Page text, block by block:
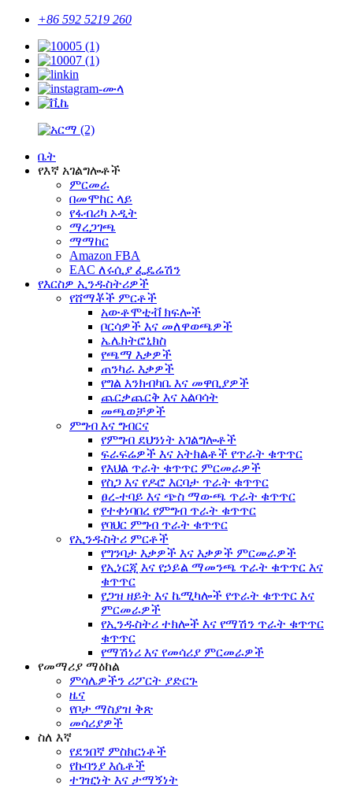
+86 592 5219 260
ቤት
የእኛ አገልግሎቶች
ምርመራ
በመሞከር ላይ
የፋብሪካ ኦዲት
ማረጋገጫ
ማማከር
Amazon FBA
EAC ለሩሲያ ፌዴሬሽን
የእርስዎ ኢንዱስትሪዎች
የሸማቾች ምርቶች
አውቶሞቲቭ ክፍሎች
ቦርሳዎች እና መለዋወጫዎች
ኤሌክትሮኒክስ
የጫማ እቃዎች
ጠንካራ እቃዎች
የግል እንክብካቤ እና መዋቢያዎች
ጨርቃጨርቅ እና አልባሳት
መጫወቻዎች
ምግብ እና ግብርና
የምግብ ደህንነት አገልግሎቶች
ፍራፍሬዎች እና አትክልቶች የጥራት ቁጥጥር
የእህል ጥራት ቁጥጥር ምርመራዎች
የስጋ እና የዶሮ እርባታ ጥራት ቁጥጥር
ፀረ-ተባይ እና ጭስ ማውጫ ጥራት ቁጥጥር
የተቀነባበረ የምግብ ጥራት ቁጥጥር
የባህር ምግብ ጥራት ቁጥጥር
የኢንዱስትሪ ምርቶች
የግንባታ እቃዎች እና እቃዎች ምርመራዎች
የኢነርጂ እና የኃይል ማመንጫ ጥራት ቁጥጥር እና
ቁጥጥር
የጋዝ ዘይት እና ኬሚካሎች የጥራት ቁጥጥር እና
ምርመራዎች
የኢንዱስትሪ ተክሎች እና የማሽን ጥራት ቁጥጥር
ቁጥጥር
የማሽነሪ እና የመሳሪያ ምርመራዎች
የመማሪያ ማዕከል
ምሳሌዎችን ሪፖርት ያድርጉ
ዜና
የቦታ ማስያዝ ቅጽ
መሳሪያዎች
ስለ እኛ
የደንበኛ ምስክርነቶች
የኩባንያ እሴቶች
ተገዢነት እና ታማኝነት